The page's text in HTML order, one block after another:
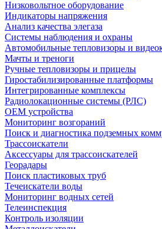
Низковольтное оборудование
Индикаторы напряжения
Анализ качества элегаза
Системы наблюдения и охраны
Автомобильные тепловизоры и
Мачты и треноги
Ручные тепловизоры и прицелы
Гиростабилизированные платформы
Интегрированные комплексы
Радиолокационные системы (РЛС)
OEM устройства
Мониторинг возгораний
Поиск и диагностика подземных
Трассоискатели
Аксессуары для трассоискателей
Георадары
Поиск пластиковых труб
Течеискатели воды
Мониторинг водных сетей
Телеинспекция
Контроль изоляции